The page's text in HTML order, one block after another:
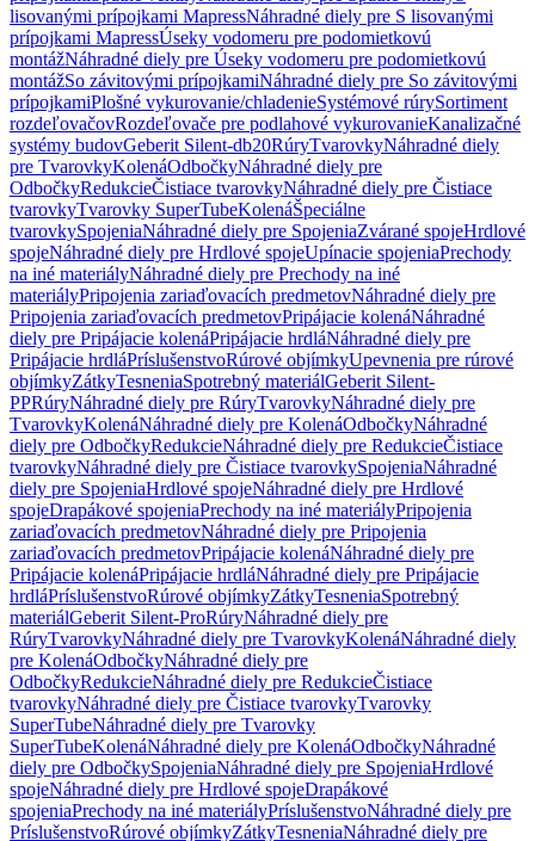
lisovanými prípojkami MapressNáhradné diely pre S lisovanými
prípojkami MapressÚseky vodomeru pre podomietkovú
montážNáhradné diely pre Úseky vodomeru pre podomietkovú
montážSo závitovými prípojkamiNáhradné diely pre So závitovými
prípojkamiPlošné vykurovanie/chladenieSystémové rúrySortiment
rozdeľovačovRozdeľovače pre podlahové vykurovanieKanalizačné
systémy budovGeberit Silent-db20RúryTvarovkyNáhradné diely
pre TvarovkyKolenáOdbočkyNáhradné diely pre
OdbočkyRedukcieČistiace tvarovkyNáhradné diely pre Čistiace
tvarovkyTvarovky SuperTubeKolenáŠpeciálne
tvarovkySpojeniaNáhradné diely pre SpojeniaZvárané spojeHrdlové
spojeNáhradné diely pre Hrdlové spojeUpínacie spojeniaPrechody
na iné materiályNáhradné diely pre Prechody na iné
materiályPripojenia zariaďovacích predmetovNáhradné diely pre
Pripojenia zariaďovacích predmetovPripájacie kolenáNáhradné
diely pre Pripájacie kolenáPripájacie hrdláNáhradné diely pre
Pripájacie hrdláPríslušenstvoRúrové objímkyUpevnenia pre rúrové
objímkyZátkyTesneniaSpotrebný materiálGeberit Silent-
PPRúryNáhradné diely pre RúryTvarovkyNáhradné diely pre
TvarovkyKolenáNáhradné diely pre KolenáOdbočkyNáhradné
diely pre OdbočkyRedukcieNáhradné diely pre RedukcieČistiace
tvarovkyNáhradné diely pre Čistiace tvarovkySpojeniaNáhradné
diely pre SpojeniaHrdlové spojeNáhradné diely pre Hrdlové
spojeDrapákové spojeniaPrechody na iné materiályPripojenia
zariaďovacích predmetovNáhradné diely pre Pripojenia
zariaďovacích predmetovPripájacie kolenáNáhradné diely pre
Pripájacie kolenáPripájacie hrdláNáhradné diely pre Pripájacie
hrdláPríslušenstvoRúrové objímkyZátkyTesneniaSpotrebný
materiálGeberit Silent-ProRúryNáhradné diely pre
RúryTvarovkyNáhradné diely pre TvarovkyKolenáNáhradné diely
pre KolenáOdbočkyNáhradné diely pre
OdbočkyRedukcieNáhradné diely pre RedukcieČistiace
tvarovkyNáhradné diely pre Čistiace tvarovkyTvarovky
SuperTubeNáhradné diely pre Tvarovky
SuperTubeKolenáNáhradné diely pre KolenáOdbočkyNáhradné
diely pre OdbočkySpojeniaNáhradné diely pre SpojeniaHrdlové
spojeNáhradné diely pre Hrdlové spojeDrapákové
spojeniaPrechody na iné materiályPríslušenstvoNáhradné diely pre
PríslušenstvoRúrové objímkyZátkyTesneniaNáhradné diely pre